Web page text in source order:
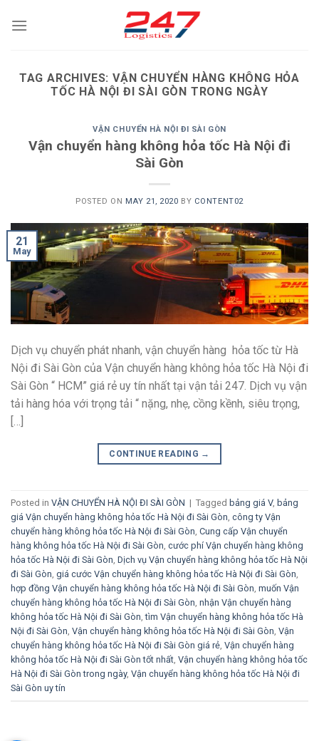
TAG ARCHIVES:VẬN CHUYỂN HÀNG KHÔNG HỎA
TỐC HÀ NỘI ĐI SÀI GÒN TRONG NGÀY
VẬN CHUYỂN HÀ NỘI ĐI SÀI GÒN
Vận chuyển hàng không hỏa tốc Hà Nội đi
Sài Gòn
POSTED ON MAY 21, 2020 BY CONTENT02
21
May
Dịch vụ chuyển phát nhanh, vận chuyển hàng hỏa tốc từ Hà
Nội đi Sài Gòn của Vận chuyển hàng không hỏa tốc Hà Nội đi
Sài Gòn “ HCM” giá rẻ uy tín nhất tại vận tải 247. Dịch vụ vận
tải hàng hóa với trọng tải “ nặng, nhẹ, cồng kềnh, siêu trọng,
[…]
CONTINUE READING →
Posted in VẬN CHUYỂN HÀ NỘI ĐI SÀI GÒN | Tagged bảng giá V, bảng
giá Vận chuyển hàng không hỏa tốc Hà Nội đi Sài Gòn công ty Vận
chuyển hàng không hỏa tốc Hà Nội đi Sài Gòn Cung cấp Vận chuyển
hàng không hỏa tốc Hà Nội đi Sài Gòn cước phí Vận chuyển hàng không
hỏa tốc Hà Nội đi Sài Gòn Dịch vụ Vận chuyển hàng không hỏa tốc Hà Nội
đi Sài Gòn giá cước Vận chuyển hàng không hỏa tốc Hà Nội đi Sài Gòn
hợp đồng Vận chuyển hàng không hỏa tốc Hà Nội đi Sài Gòn muốn Vận
chuyển hàng không hỏa tốc Hà Nội đi Sài Gòn nhận Vận chuyển hàng
không hỏa tốc Hà Nội đi Sài Gòn ,tìm Vận chuyển hàng không hỏa tốc Hà
Nội đi Sài Gòn Vận chuyển hàng không hỏa tốc Hà Nội đi Sài Gòn Vận
chuyển hàng không hỏa tốc Hà Nội đi Sài Gòn giá rẻ Vận chuyển hàng
không hỏa tốc Hà Nội đi Sài Gòn tốt nhất Vận chuyển hàng không hỏa tốc
Hà Nội đi Sài Gòn trong ngày, Vận chuyển hàng không hỏa tốc Hà Nội đi
Sài Gòn uy tín